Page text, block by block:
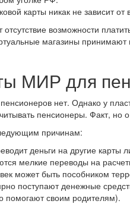
карты никак не зависит
возможности
магазины
МИР для
нет. Однако у
пенсионеры. Факт, но
причинам:
деньги на другие карты
мелкие переводы на
может быть пособником
поступают денежные
помогают своим родителям).